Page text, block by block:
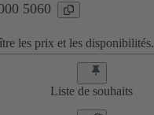
5060
les prix et les disponibilités.
Liste de souhaits